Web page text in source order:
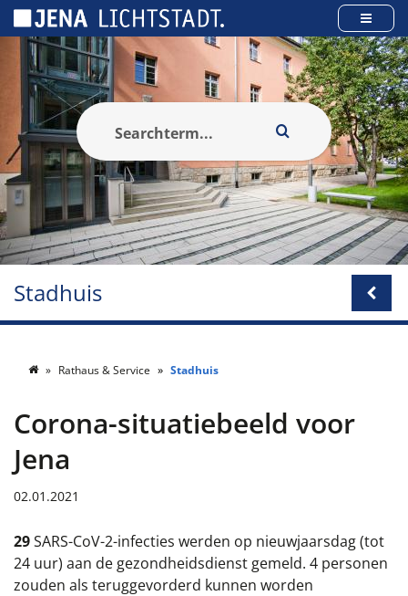
Stadhuis
Rathaus & Service Stadhuis
Corona-situatiebeeld voor
Jena
02.01.2021
29SARS-CoV-2-infecties werden op nieuwjaarsdag (tot
24 uur) aan de gezondheidsdienst gemeld. 4 personen
zouden als teruggevorderd kunnen worden
Cookies beheer paneel